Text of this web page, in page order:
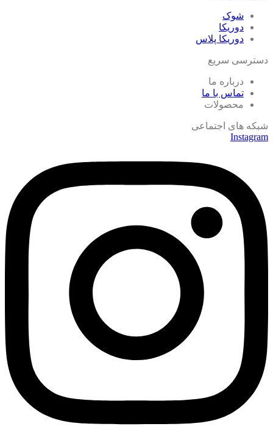
شوک
دوریکا
دوریکا پلاس
دسترسی سریع
درباره ما
تماس با ما
محصولات
شبکه های اجتماعی
Instagram